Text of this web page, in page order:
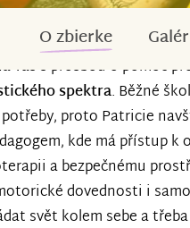
O zbierke
vás s prosbou o pomoc
spektra. Běžné
proto Patricie
kde má přístup
a bezpečnému
dovednosti i
svět kolem sebe a